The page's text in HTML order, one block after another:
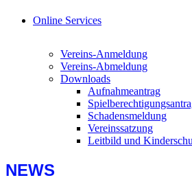
Online Services
Vereins-Anmeldung
Vereins-Abmeldung
Downloads
Aufnahmeantrag
Schadensmeldung
Vereinssatzung
Leitbild und
NEWS